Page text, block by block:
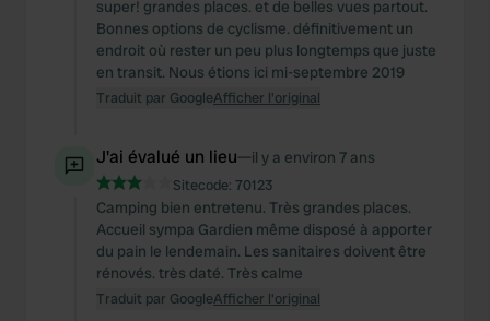
We also share information about your use of our site with
our social media, advertising and analytics partners who
may combine it with other information that you’ve
provided to them or that they’ve collected from your use
of their services.
super! grandes places. et de belles vues partout.
Bonnes options de cyclisme. définitivement un
endroit où rester un peu plus longtemps que juste
en transit. Nous étions ici mi-septembre 2019
Traduit par GoogleAfficher l'original
J'ai évalué un lieu—il y a environ 7 ans
Sitecode: 70123
Camping bien entretenu. Très grandes places.
Accueil sympa Gardien même disposé à apporter
du pain le lendemain. Les sanitaires doivent être
rénovés. très daté. Très calme
Traduit par GoogleAfficher l'original